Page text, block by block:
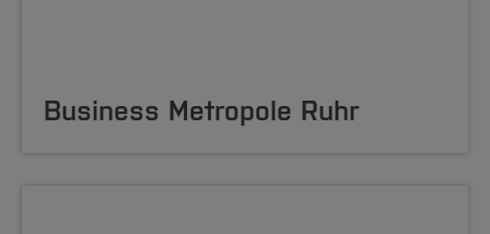
Business Metropole Ruhr